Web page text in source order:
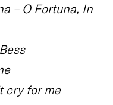
– O Fortuna, In
cry for me